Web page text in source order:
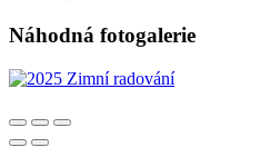
Náhodná fotogalerie